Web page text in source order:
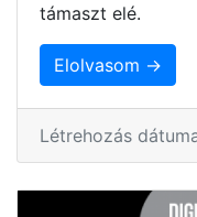
támaszt elé.
Elolvasom →
Létrehozás